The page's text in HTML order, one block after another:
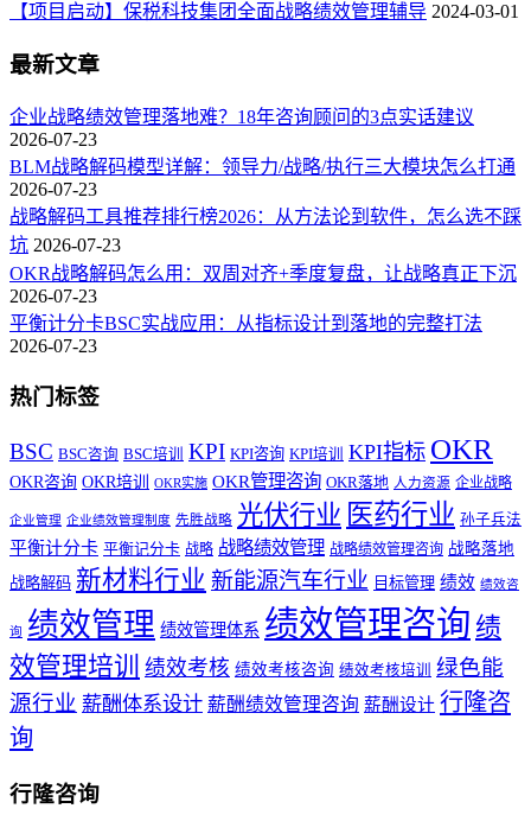
【项目启动】保税科技集团全面战略绩效管理辅导 2024-03-01
最新文章
企业战略绩效管理落地难？18年咨询顾问的3点实话建议
2026-07-23
BLM战略解码模型详解：领导力/战略/执行三大模块怎么打通
2026-07-23
战略解码工具推荐排行榜2026：从方法论到软件，怎么选不踩
坑 2026-07-23
OKR战略解码怎么用：双周对齐+季度复盘，让战略真正下沉
2026-07-23
平衡计分卡BSC实战应用：从指标设计到落地的完整打法
2026-07-23
热门标签
BSC BSC咨询 BSC培训 KPI KPI咨询 KPI培训 KPI指标 OKR
OKR咨询 OKR培训 OKR实施 OKR管理咨询 OKR落地 人力资源 企业战略
企业管理 企业绩效管理制度 先胜战略 光伏行业 医药行业 孙子兵法
平衡计分卡 平衡记分卡 战略 战略绩效管理 战略绩效管理咨询 战略落地
战略解码 新材料行业 新能源汽车行业 目标管理 绩效 绩效咨
询 绩效管理 绩效管理体系 绩效管理咨询 绩
效管理培训 绩效考核 绩效考核咨询 绩效考核培训
绿色能
源行业 薪酬体系设计 薪酬绩效管理咨询 薪酬设计 行隆咨
询
行隆咨询